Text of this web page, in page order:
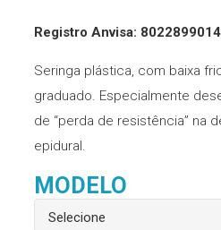
Registro Anvisa:
Seringa plástica, com baixa
graduado. Especialmente
de “perda de resistência” na
epidural.
MODELO